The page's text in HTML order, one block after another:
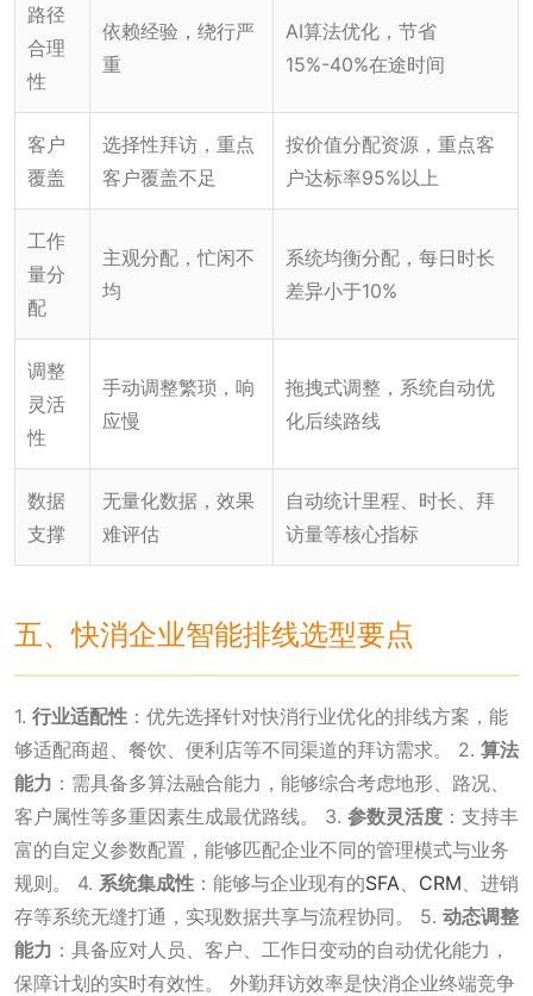
路径
合理
性
依赖经验，绕行严
重
AI算法优化，节省
15%-40%在途时间
客户
覆盖
选择性拜访，重点
客户覆盖不足
按价值分配资源，重点客
户达标率95%以上
工作
量分
配
主观分配，忙闲不
均
系统均衡分配，每日时长
差异小于10%
调整
灵活
性
手动调整繁琐，响
应慢
拖拽式调整，系统自动优
化后续路线
数据
支撑
无量化数据，效果
难评估
自动统计里程、时长、拜
访量等核心指标
五、快消企业智能排线选型要点
1. 行业适配性 ：优先选择针对快消行业优化的排线方案，能
够适配商超、餐饮、便利店等不同渠道的拜访需求。 2. 算法
能力 ：需具备多算法融合能力，能够综合考虑地形、路况、
客户属性等多重因素生成最优路线。 3. 参数灵活度 ：支持丰
富的自定义参数配置，能够匹配企业不同的管理模式与业务
规则。 4. 系统集成性 ：能够与企业现有的SFA CRM 、进销
存等系统无缝打通，实现数据共享与流程协同。 5. 动态调整
能力 ：具备应对人员、客户、工作日变动的自动优化能力，
保障计划的实时有效性。 外勤拜访效率是快消企业终端竞争